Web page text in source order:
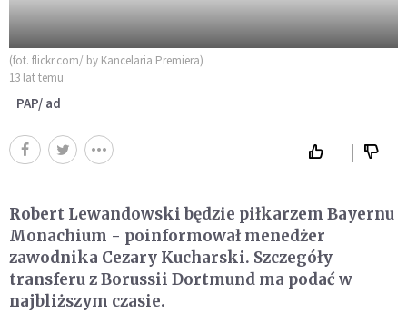
(fot. flickr.com/ by Kancelaria Premiera)
13 lat temu
PAP/ ad
Robert Lewandowski będzie piłkarzem Bayernu
Monachium - poinformował menedżer
zawodnika Cezary Kucharski. Szczegóły
transferu z Borussii Dortmund ma podać w
najbliższym czasie.